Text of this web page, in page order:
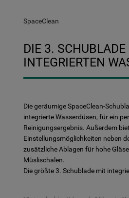
SpaceClean
DIE 3.
INTEGRIERTEN
Die geräumige SpaceClean-
integrierte Wasserdüsen, für ein
Reinigungsergebnis. Außerdem
Einstellungsmöglichkeiten neben
zusätzliche Ablagen für hohe
Müslischalen.
Die größte 3. Schublade mit